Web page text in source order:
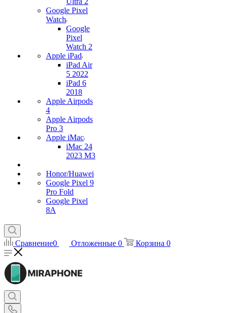
Google Pixel
Watch
Google
Pixel
Watch 2
Apple iPad
iPad Air
5 2022
iPad 6
2018
Apple Airpods
4
Apple Airpods
Pro 3
Apple iMac
iMac 24
2023 M3
Honor/Huawei
Google Pixel 9
Pro Fold
Google Pixel
8A
Сравнение0 Отложенные 0 Корзина 0